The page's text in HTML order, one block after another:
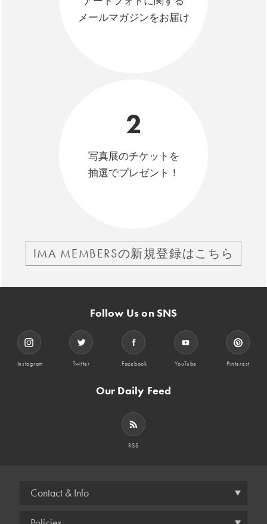
メールマガジンをお届け
2
写真展のチケットを
抽選でプレゼント！
IMA MEMBERSの新規登録はこちら
Follow Us on SNS
Instagram Twitter Facebook YouTube Pinterest
Our Daily Feed
RSS
Contact & Info